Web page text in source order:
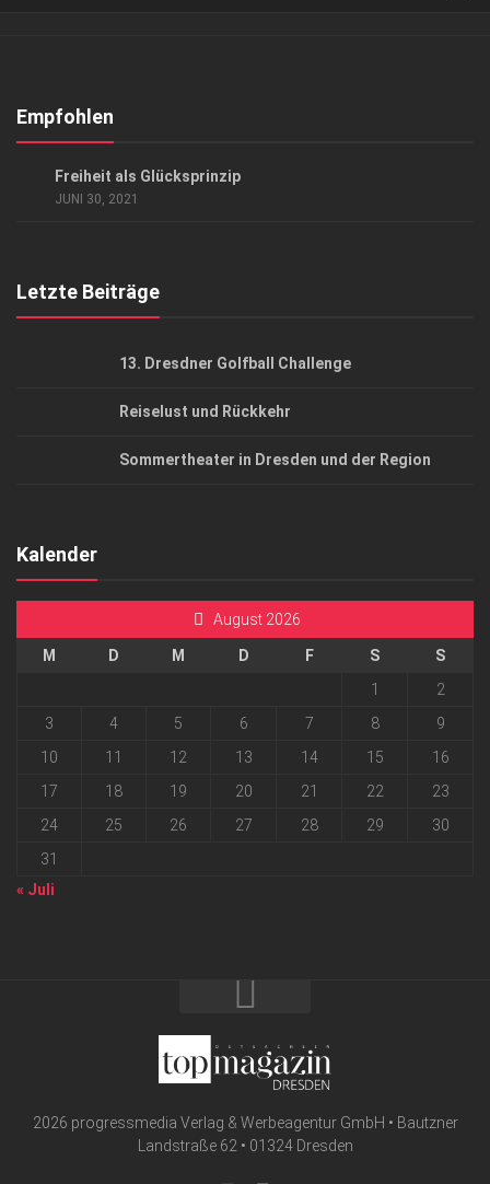
Kontakt, Impressum
Empfohlen
Freiheit als Glücksprinzip
JUNI 30, 2021
Letzte Beiträge
13. Dresdner Golfball Challenge
Reiselust und Rückkehr
Sommertheater in Dresden und der Region
Kalender
August 2026
M D M D F S
S
1
2
3
4 5 6 7 8
9
10
11 12 13 14 15
16
17
18 19 20 21 22
23
24
25 26 27 28 29
30
31
« Juli
2026 progressmedia Verlag & Werbeagentur GmbH • Bautzner
Landstraße 62 • 01324 Dresden